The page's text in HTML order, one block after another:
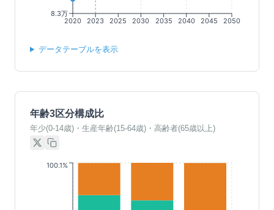
2020 2023 2025 2030 2035 2040 2045 2050
8.3万
データテーブルを表示
年齢3区分構成比
年少(0-14歳)・生産年齢(15-64歳)・高齢者(65歳以上)
100.1%